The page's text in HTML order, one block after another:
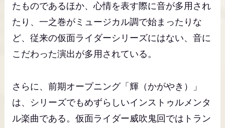
たものであるほか、心情を表す際に音が多用され
たり、一之巻がミュージカル調で始まったりな
ど、従来の仮面ライダーシリーズにはない、音に
こだわった演出が多用されている。
さらに、前期オープニング「輝（かがやき）」
は、シリーズでもめずらしいインストゥルメンタ
ル楽曲である。仮面ライダー威吹鬼回ではトラン